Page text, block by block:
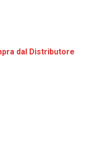
dal Distributore